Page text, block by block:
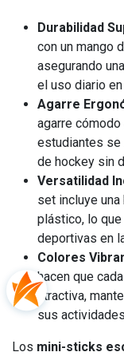
Durabilidad
con un mango
asegurando
el uso diario
Agarre
agarre
estudiantes se
de hockey sin
Versatilidad
set incluye
plástico, lo
deportivas en
Colores
hacen que
atractiva,
sus
Los mini-sticks